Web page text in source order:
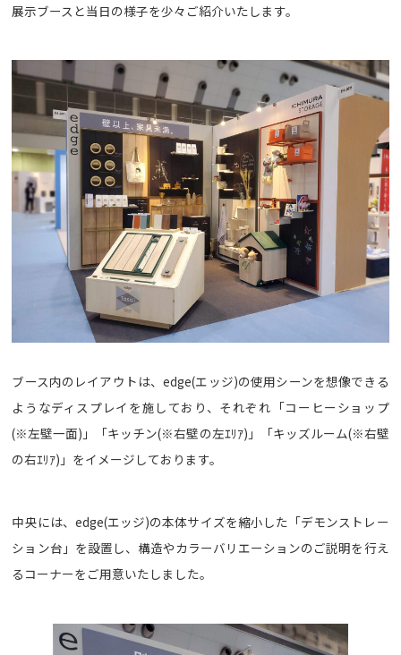
展示ブースと当日の様子を少々ご紹介いたします。
ブース内のレイアウトは、edge(エッジ)の使用シーンを想像できる
ようなディスプレイを施しており、それぞれ「コーヒーショップ
(※左壁一面)」「キッチン(※右壁の左ｴﾘｱ)」「キッズルーム(※右壁
の右ｴﾘｱ)」をイメージしております。
中央には、edge(エッジ)の本体サイズを縮小した「デモンストレー
ション台」を設置し、構造やカラーバリエーションのご説明を行え
るコーナーをご用意いたしました。